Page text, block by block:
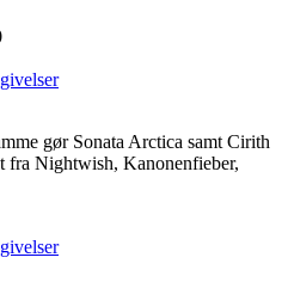
gør Sonata Arctica samt Cirith
fra Nightwish, Kanonenfieber,